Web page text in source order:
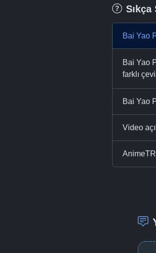
Bai Yao
Bai Yao
farklı
Bai Yao
Video
AnimeTR